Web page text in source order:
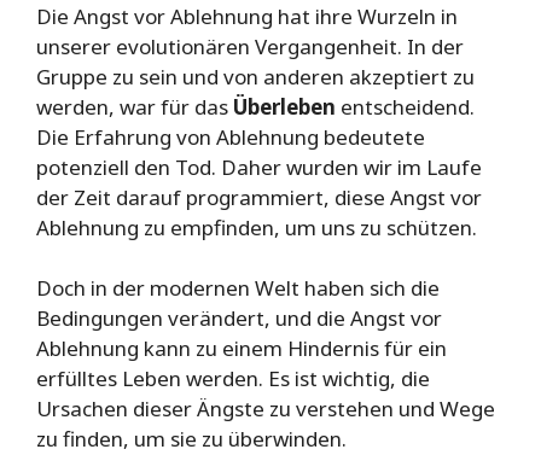
Die Angst vor Ablehnung hat ihre Wurzeln in
unserer evolutionären Vergangenheit. In der
Gruppe zu sein und von anderen akzeptiert zu
werden, war für das Überleben entscheidend.
Die Erfahrung von Ablehnung bedeutete
potenziell den Tod. Daher wurden wir im Laufe
der Zeit darauf programmiert, diese Angst vor
Ablehnung zu empfinden, um uns zu schützen.
Doch in der modernen Welt haben sich die
Bedingungen verändert, und die Angst vor
Ablehnung kann zu einem Hindernis für ein
erfülltes Leben werden. Es ist wichtig, die
Ursachen dieser Ängste zu verstehen und Wege
zu finden, um sie zu überwinden.